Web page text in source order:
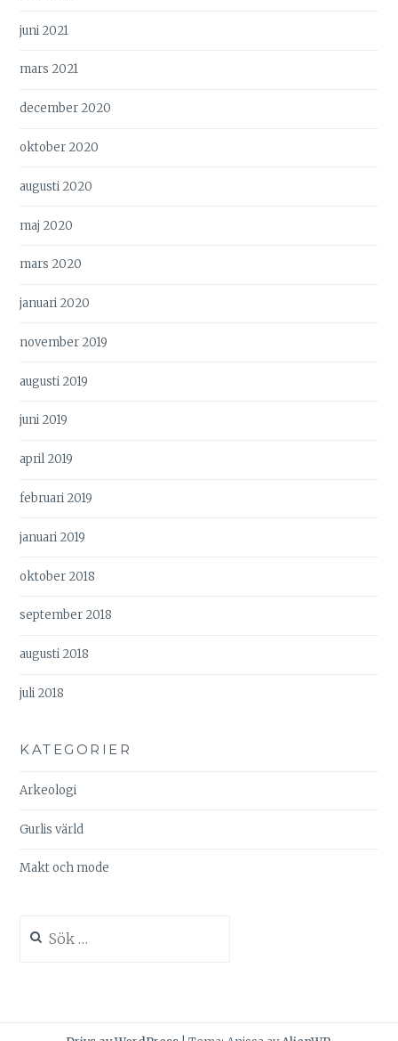
juni 2021
mars 2021
december 2020
oktober 2020
augusti 2020
maj 2020
mars 2020
januari 2020
november 2019
augusti 2019
juni 2019
april 2019
februari 2019
januari 2019
oktober 2018
september 2018
augusti 2018
juli 2018
KATEGORIER
Arkeologi
Gurlis värld
Makt och mode
efter: